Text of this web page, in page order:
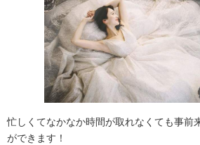
忙しくてなかなか時間が取れなくても事前
ができます！